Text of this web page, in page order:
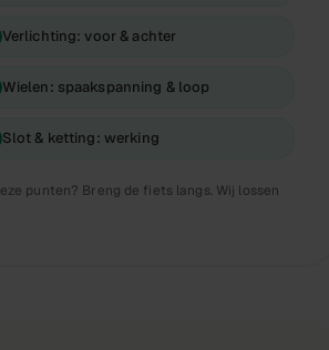
Verlichting: voor & achter
Wielen: spaakspanning & loop
Slot & ketting: werking
punten? Breng de fiets langs. Wij lossen